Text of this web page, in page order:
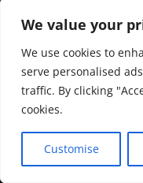
We value your
We use cookies to
serve personalised
traffic. By clicking
cookies.
Customise